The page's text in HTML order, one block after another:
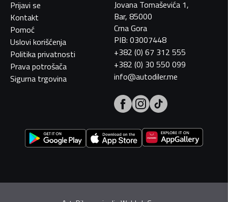
Prijavi se
Kontakt
Pomoć
Uslovi korišćenja
Politika privatnosti
Prava potrošača
Sigurna trgovina
Jovana Tomaševića 1,
Bar, 85000
Crna Gora
PIB: 03007448
+382 (0) 67 312 555
+382 (0) 30 550 099
info@autodiler.me